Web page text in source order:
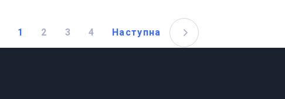
1 2 3 4 Наступна